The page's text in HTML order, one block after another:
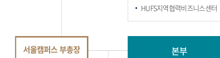
HUFS지역협력비즈니스센터
서울캠퍼스 부총장 본부